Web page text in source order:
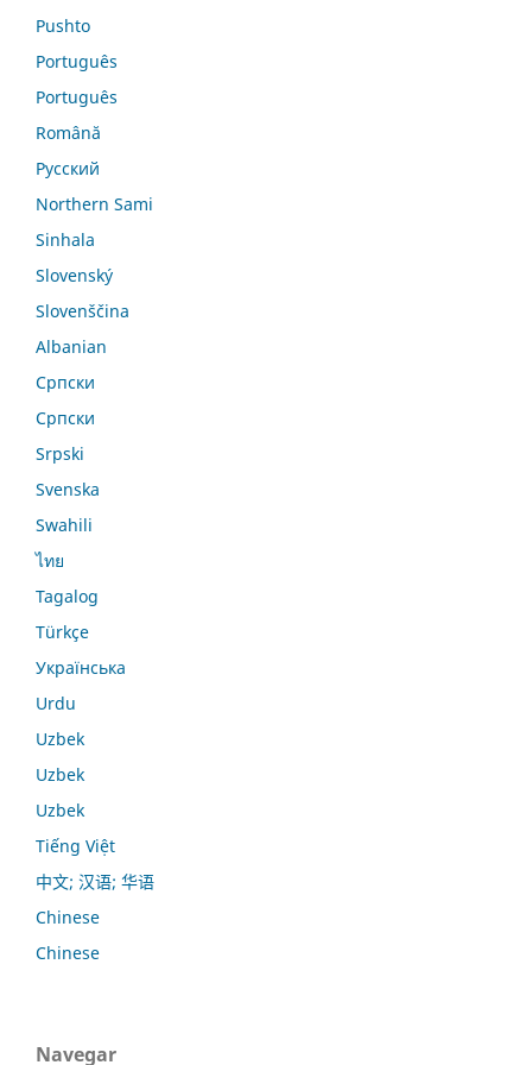
Pushto
Português
Português
Română
Русский
Northern Sami
Sinhala
Slovenský
Slovenščina
Albanian
Српски
Српски
Srpski
Svenska
Swahili
ไทย
Tagalog
Türkçe
Українська
Urdu
Uzbek
Uzbek
Uzbek
Tiếng Việt
中文; 汉语; 华语
Chinese
Chinese
Navegar